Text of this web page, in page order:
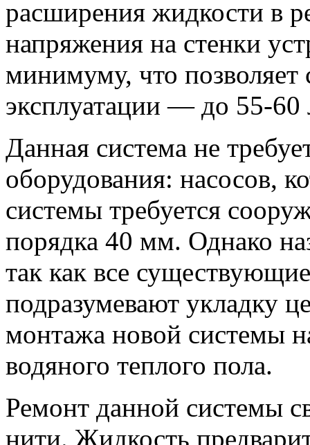
расширения жидкости в
напряжения на стенки
минимуму, что позволяет
эксплуатации — до 55-60
Данная система не
оборудования: насосов,
системы требуется
порядка 40 мм. Однако
так как все
подразумевают укладку
монтажа новой системы
водяного теплого пола.
Ремонт данной системы
нити. Жидкость